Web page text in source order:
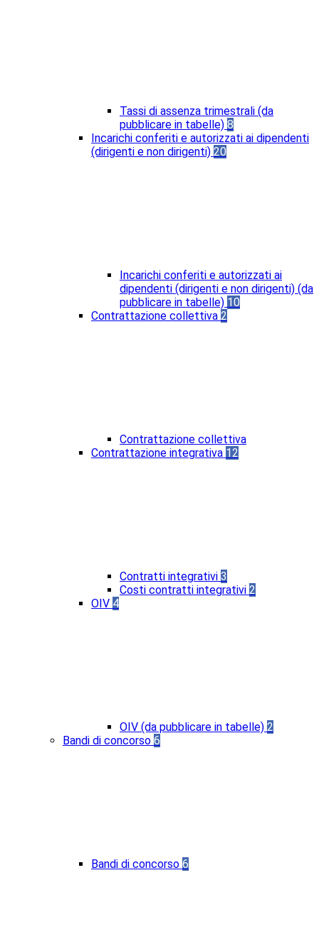
Tassi di assenza trimestrali (da
pubblicare in tabelle) 8
Incarichi conferiti e autorizzati ai dipendenti
(dirigenti e non dirigenti) 20
Incarichi conferiti e autorizzati ai
dipendenti (dirigenti e non dirigenti) (da
pubblicare in tabelle) 10
Contrattazione collettiva 2
Contrattazione collettiva
Contrattazione integrativa 12
Contratti integrativi 3
Costi contratti integrativi 2
OIV 4
OIV (da pubblicare in tabelle) 2
Bandi di concorso 6
Bandi di concorso 6